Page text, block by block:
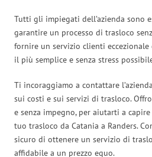
Tutti gli impiegati dell’azienda sono
garantire un processo di trasloco
fornire un servizio clienti
il più semplice e senza stress
Ti incoraggiamo a contattare
sui costi e sui servizi di trasloco.
e senza impegno, per aiutarti a
tuo trasloco da Catania a Randers.
sicuro di ottenere un servizio di
affidabile a un prezzo equo.